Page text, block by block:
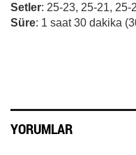
Setler: 25-23, 25-21, 25-
Süre: 1 saat 30 dakika
YORUMLAR